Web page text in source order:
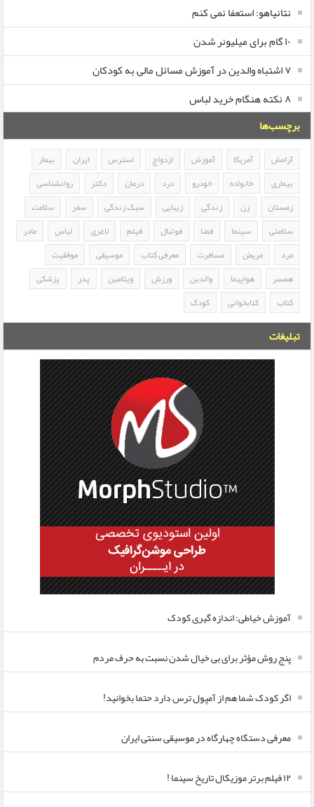
نتانیاهو: استعفا نمی کنم
۱۰ گام برای میلیونر شدن
۷ اشتباه والدین در آموزش مسائل مالی به کودکان
۸ نکته هنگام خرید لباس
برچسب‌ها
آرامش آمریکا آموزش ازدواج استرس ایران
بیمار
بیماری
خانواده خودرو درد درمان دکتر
روانشناسی
زمستان
زن زندگی زیبایی سبک زندگی سفر
سلامت
سلامتی
سینما فضا فوتبال فیلم لاغری لباس
مادر
مرد
مریض مسافرت معرفی کتاب موسیقی
موفقیت
همسر
هواپیما والدین ورزش ویتامین پدر
پزشکی
کتاب
کتابخوانی کودک
تبلیغات
آموزش خیاطی: اندازه گیری کودک
پنج روش مؤثر برای بی خیال شدن نسبت به حرف مردم
اگر کودک شما هم از آمپول ترس دارد حتما بخوانید!
معرفی دستگاه چهارگاه در موسیقی سنتی ایران
۱۲ فیلم برتر موزیکال تاریخ سینما !